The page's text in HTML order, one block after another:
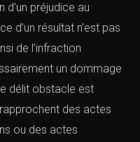
préjudice au
d’un résultat n’est pas
de l’infraction
un dommage
délit obstacle est
des actes
ou des actes